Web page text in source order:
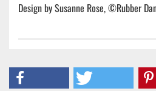
Design by Susanne Rose, ©Rubber